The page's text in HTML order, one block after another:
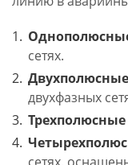
сетях.
Двухполюсные
двухфазных
Трехполюсные